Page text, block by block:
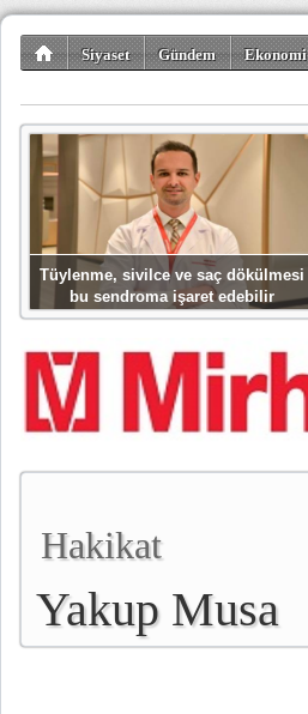
Siyaset Gündem Ekonomi
Tüylenme, sivilce ve saç dökülmesi
bu sendroma işaret edebilir
Hakikat
Yakup Musa